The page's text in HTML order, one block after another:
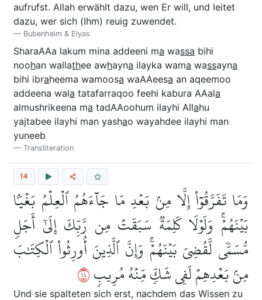
aufrufst. Allah erwählt dazu, wen Er will, und leitet
dazu, wer sich (Ihm) reuig zuwendet.
Bubenheim & Elyas
SharaAAa lakum mina addeeni ma wassa bihi
noohan wallathee awhayna ilayka wama wassayna
bihi ibraheema wamoosa waAAeesa an aqeemoo
addeena wala tatafarraqoo feehi kabura AAala
almushrikeena ma tadAAoohum ilayhi Allahu
yajtabee ilayhi man yashao wayahdee ilayhi man
yuneeb
Transliteration
14
وَمَا تَفَرَّقُوٓاْ إِلَّا مِنۢ بَعۡدِ مَا جَآءَهُمُ ٱلۡعِلۡمُ بَغۡيَۢا
بَيۡنَهُمۡۚ وَلَوۡلَا كَلِمَةٞ سَبَقَتۡ مِن رَّبِّكَ إِلَىٰٓ أَجَلٖ
مُّسَمّٗى لَّقُضِيَ بَيۡنَهُمۡۚ وَإِنَّ ٱلَّذِينَ أُورِثُواْ ٱلۡكِتَٰبَ
مِنۢ بَعۡدِهِمۡ لَفِي شَكّٖ مِّنۡهُ مُرِيبٖ٤١
Und sie spalteten sich erst, nachdem das Wissen zu